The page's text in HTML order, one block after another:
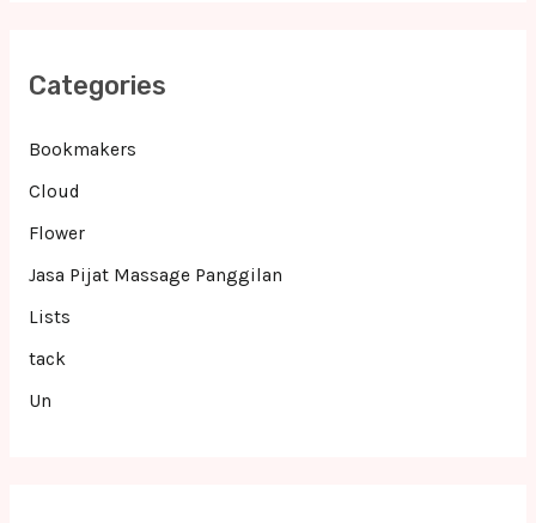
Categories
Bookmakers
Cloud
Flower
Jasa Pijat Massage Panggilan
Lists
tack
Un